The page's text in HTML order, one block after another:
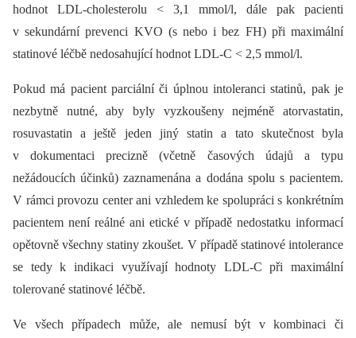
hodnot LDL-cholesterolu < 3,1 mmol/l, dále pak pacienti
v sekundární prevenci KVO (s nebo i bez FH) při maximální
statinové léčbě nedosahující hodnot LDL-C < 2,5 mmol/l.
Pokud má pacient parciální či úplnou intoleranci statinů, pak je
nezbytně nutné, aby byly vyzkoušeny nejméně atorvastatin,
rosuvastatin a ještě jeden jiný statin a tato skutečnost byla
v dokumentaci precizně (včetně časových údajů a typu
nežádoucích účinků) zaznamenána a dodána spolu s pacientem.
V rámci provozu center ani vzhledem ke spolupráci s konkrétním
pacientem není reálné ani etické v případě nedostatku informací
opětovně všechny statiny zkoušet. V případě statinové intolerance
se tedy k indikaci využívají hodnoty LDL-C při maximální
tolerované statinové léčbě.
Ve všech případech může, ale nemusí být v kombinaci či